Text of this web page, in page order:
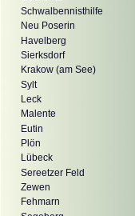
Schwalbennisthilfe
Neu Poserin
Havelberg
Sierksdorf
Krakow (am See)
Sylt
Leck
Malente
Eutin
Plön
Lübeck
Sereetzer Feld
Zewen
Fehmarn